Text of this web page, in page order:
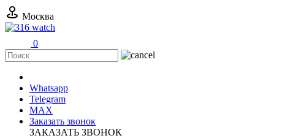
Москва
0
Whatsapp
Telegram
MAX
Заказать звонок
ЗАКАЗАТЬ ЗВОНОК